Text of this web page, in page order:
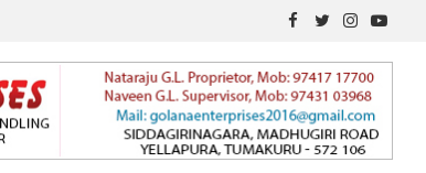
Facebook
TwitterInstagram